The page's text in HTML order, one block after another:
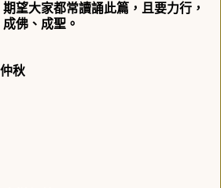
望大家都常讀誦此篇，且要力行，
佛、成聖。
秋